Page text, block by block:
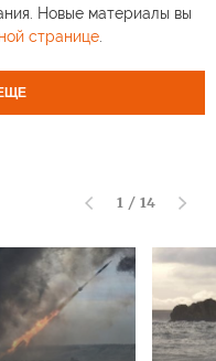
Новые материалы вы
странице.
1 / 14